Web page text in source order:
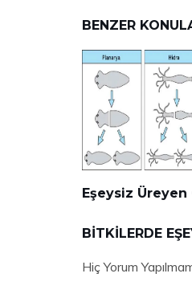
BENZER
Eşeysiz Üreyen
BITKILERDE
Hiç Yorum